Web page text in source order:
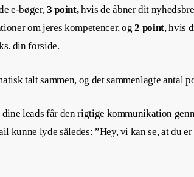
e-bøger,3 point,hvis de åbner dit
om jeres kompetencer, og2 point, hvis
din forside.
talt sammen, og det sammenlagte antal
leads får den rigtige kommunikation
kunne lyde således: ”Hey, vi kan se, at du